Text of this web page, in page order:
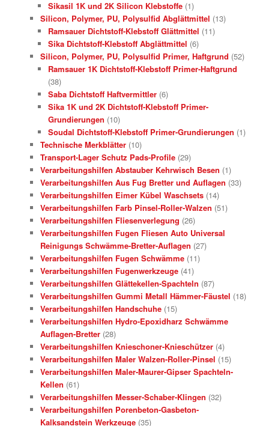
Sikasil 1K und 2K Silicon Klebstoffe (1)
Silicon, Polymer, PU, Polysulfid Abglättmittel (13)
Ramsauer Dichtstoff-Klebstoff Glättmittel (11)
Sika Dichtstoff-Klebstoff Abglättmittel (6)
Silicon, Polymer, PU, Polysulfid Primer, Haftgrund (52)
Ramsauer 1K Dichtstoff-Klebstoff Primer-Haftgrund
(38)
Saba Dichtstoff Haftvermittler (6)
Sika 1K und 2K Dichtstoff-Klebstoff Primer-
Grundierungen (10)
Soudal Dichtstoff-Klebstoff Primer-Grundierungen (1)
Technische Merkblätter (10)
Transport-Lager Schutz Pads-Profile (29)
Verarbeitungshilfen Abstauber Kehrwisch Besen (1)
Verarbeitungshilfen Aus Fug Bretter und Auflagen (33)
Verarbeitungshilfen Eimer Kübel Waschsets (14)
Verarbeitungshilfen Farb Pinsel-Roller-Walzen (51)
Verarbeitungshilfen Fliesenverlegung (26)
Verarbeitungshilfen Fugen Fliesen Auto Universal
Reinigungs Schwämme-Bretter-Auflagen (27)
Verarbeitungshilfen Fugen Schwämme (11)
Verarbeitungshilfen Fugenwerkzeuge (41)
Verarbeitungshilfen Glättekellen-Spachteln (87)
Verarbeitungshilfen Gummi Metall Hämmer-Fäustel (18)
Verarbeitungshilfen Handschuhe (15)
Verarbeitungshilfen Hydro-Epoxidharz Schwämme
Auflagen-Bretter (28)
Verarbeitungshilfen Knieschoner-Knieschützer (4)
Verarbeitungshilfen Maler Walzen-Roller-Pinsel (15)
Verarbeitungshilfen Maler-Maurer-Gipser Spachteln-
Kellen (61)
Verarbeitungshilfen Messer-Schaber-Klingen (32)
Verarbeitungshilfen Porenbeton-Gasbeton-
Kalksandstein Werkzeuge (35)